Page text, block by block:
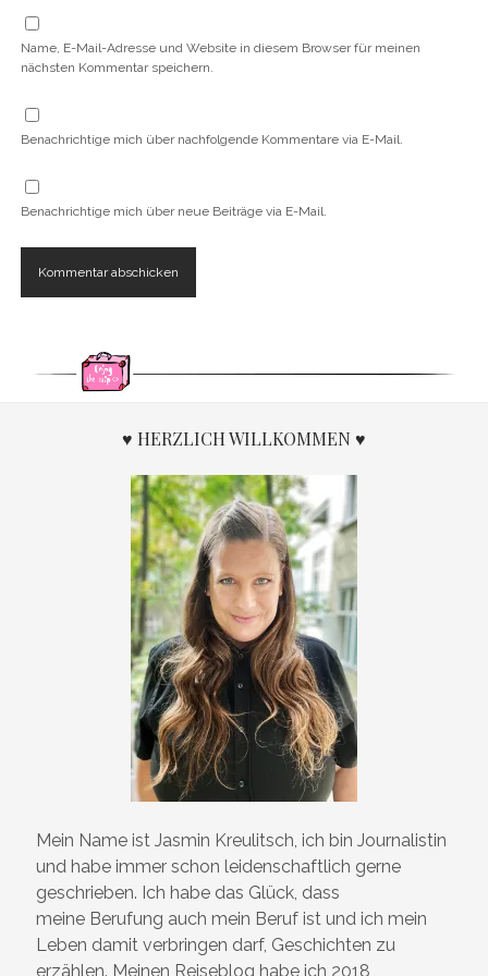
Name, E-Mail-Adresse und Website in diesem Browser für meinen
nächsten Kommentar speichern.
Benachrichtige mich über nachfolgende Kommentare via E-Mail.
Benachrichtige mich über neue Beiträge via E-Mail.
♥ HERZLICH WILLKOMMEN ♥
Mein Name ist Jasmin Kreulitsch, ich bin Journalistin
und habe immer schon leidenschaftlich gerne
geschrieben. Ich habe das Glück, dass
meine Berufung auch mein Beruf ist und ich mein
Leben damit verbringen darf, Geschichten zu
erzählen. Meinen Reiseblog habe ich 2018